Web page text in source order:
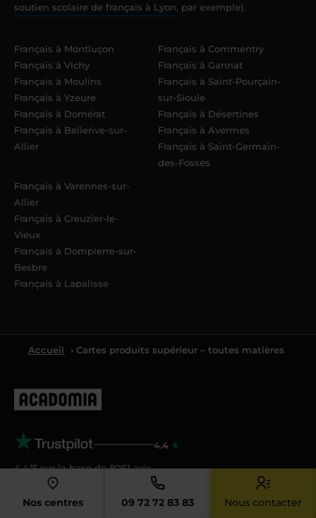
Nos centres 09 72 72 83 83 Nous contacter
soutien scolaire de français à Lyon, par exemple).
Français à Montluçon
Français à Vichy
Français à Moulins
Français à Yzeure
Français à Domérat
Français à Bellerive-sur-
Allier
Français à Commentry
Français à Gannat
Français à Saint-Pourçain-
sur-Sioule
Français à Désertines
Français à Avermes
Français à Saint-Germain-
des-Fossés
Français à Varennes-sur-
Allier
Français à Creuzier-le-
Vieux
Français à Dompierre-sur-
Besbre
Français à Lapalisse
Accueil › Cartes produits supérieur – toutes matières
4.4
4.4/5 sur la base de8061avis
Acadomia